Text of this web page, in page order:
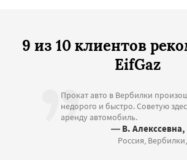
9 из 10 клиентов
EifGaz
Прокат авто в Вербилки
недорого и быстро. Советую
аренду автомобиль.
— В. Алекссевна,
Россия,